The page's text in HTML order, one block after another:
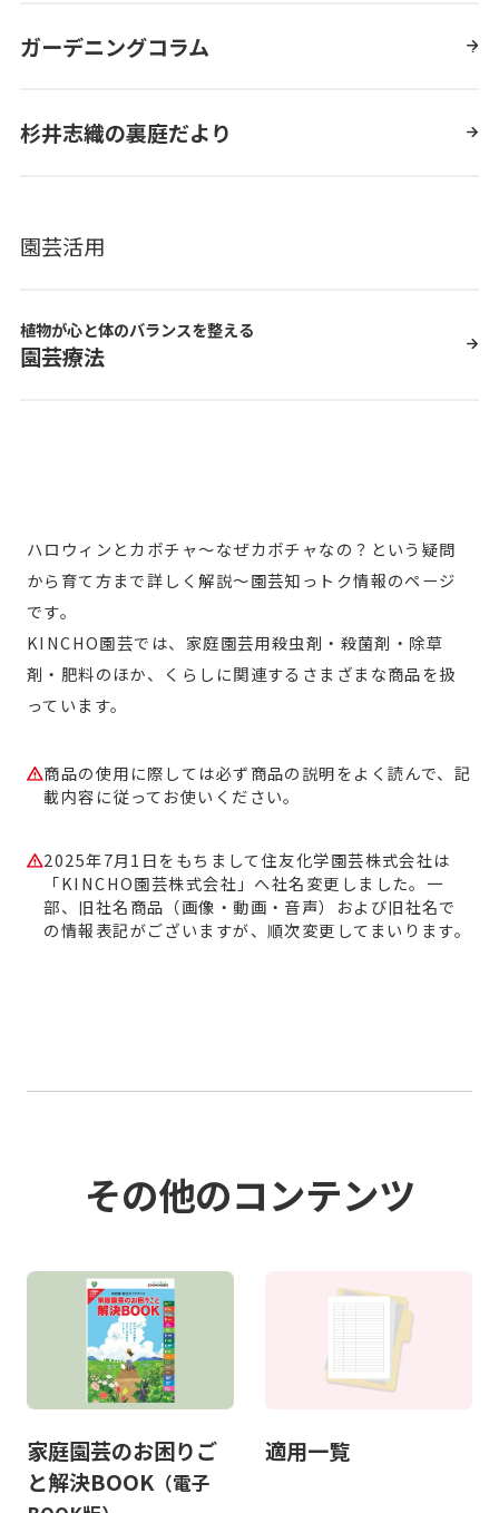
ガーデニングコラム
杉井志織の裏庭だより
園芸活用
植物が心と体のバランスを整える
園芸療法
ハロウィンとカボチャ～なぜカボチャなの？という疑問
から育て方まで詳しく解説～園芸知っトク情報のページ
です。
KINCHO園芸では、家庭園芸用殺虫剤・殺菌剤・除草
剤・肥料のほか、くらしに関連するさまざまな商品を扱
っています。
商品の使用に際しては必ず商品の説明をよく読んで、記
載内容に従ってお使いください。
2025年7月1日をもちまして住友化学園芸株式会社は
「KINCHO園芸株式会社」へ社名変更しました。一
部、旧社名商品（画像・動画・音声）および旧社名で
の情報表記がございますが、順次変更してまいります。
その他のコンテンツ
家庭園芸のお困りご
と解決BOOK（電子
適用一覧